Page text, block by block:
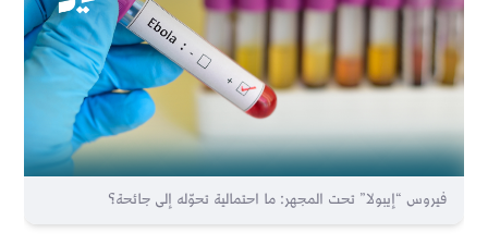
فيروس “إيبولا” تحت المجهر: ما احتمالية تحوّله إلى جائحة؟